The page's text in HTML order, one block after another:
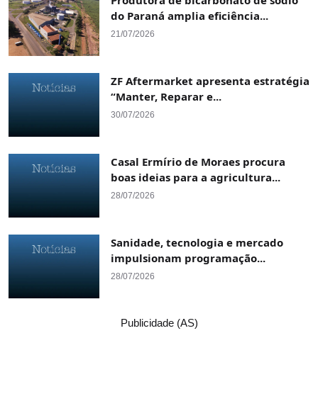
do Paraná amplia eficiência...
21/07/2026
ZF Aftermarket apresenta estratégia
“Manter, Reparar e...
30/07/2026
Casal Ermírio de Moraes procura
boas ideias para a agricultura...
28/07/2026
Sanidade, tecnologia e mercado
impulsionam programação...
28/07/2026
Publicidade (AS)